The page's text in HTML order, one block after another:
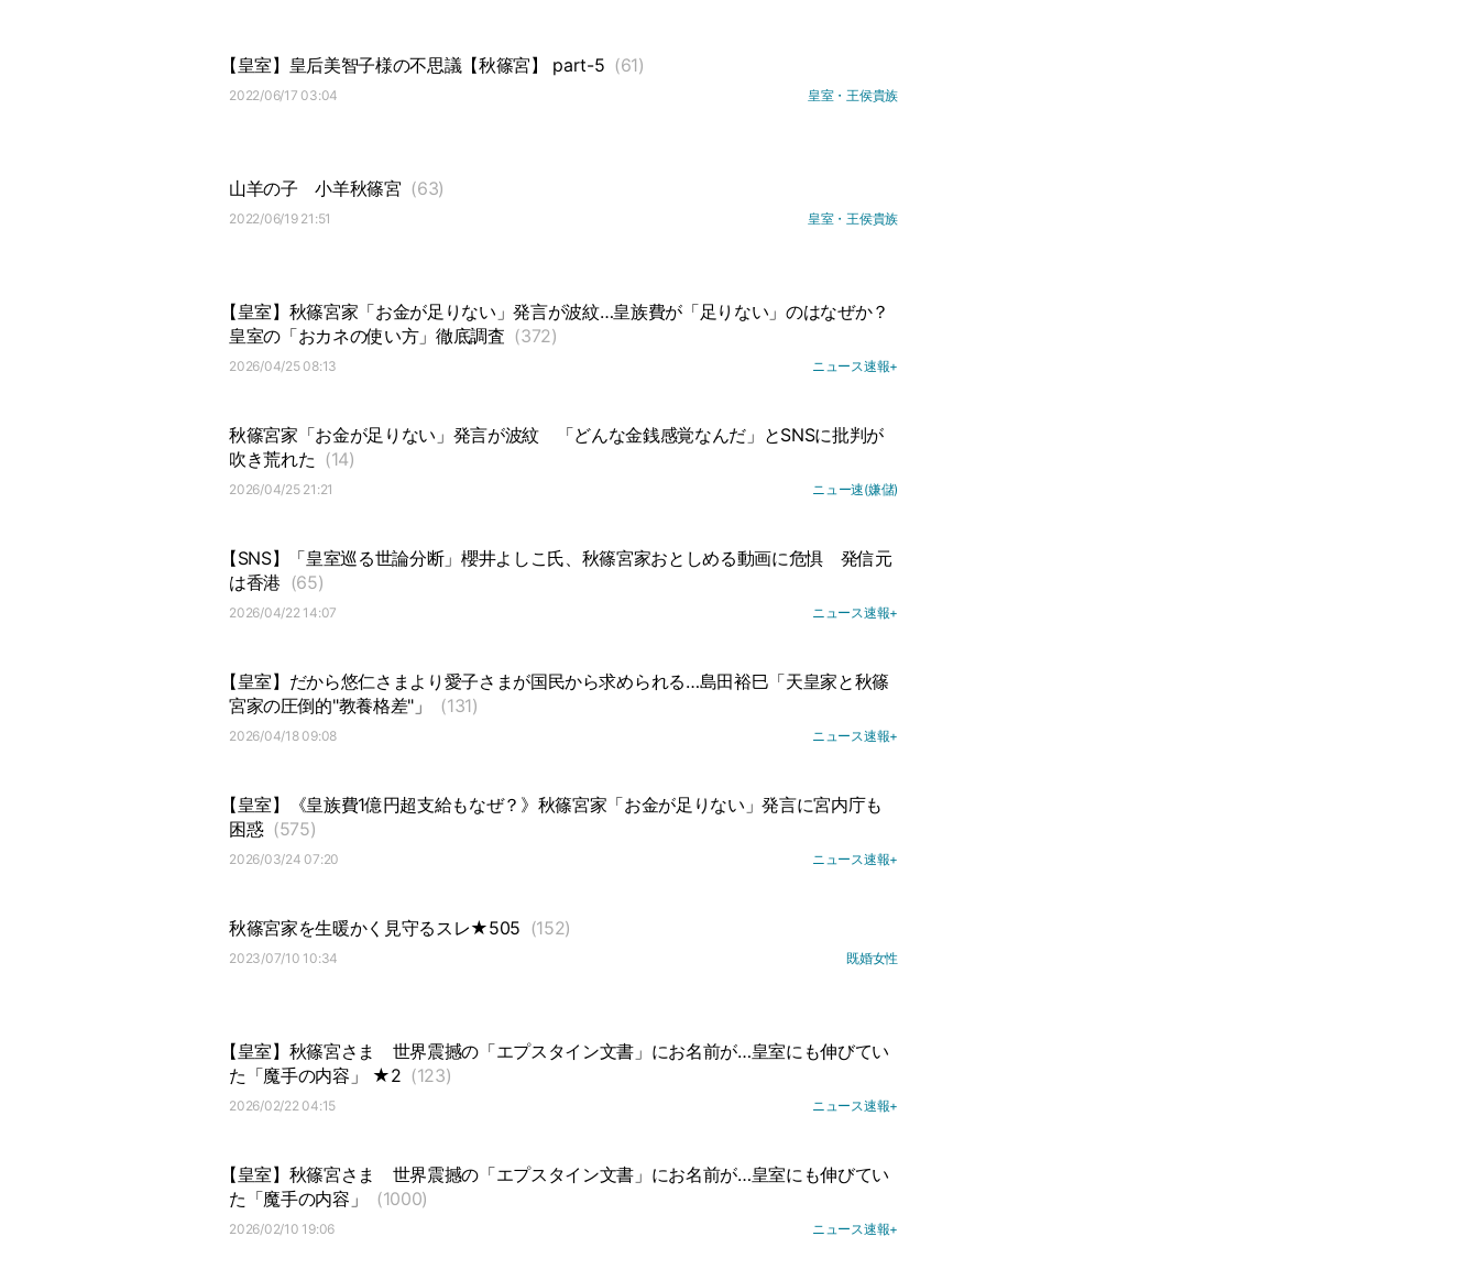
【皇室】皇后美智子様の不思議【秋篠宮】 part-5 (61)
2022/06/17 03:04 皇室・王侯貴族
山羊の子 小羊秋篠宮 (63)
2022/06/19 21:51 皇室・王侯貴族
【皇室】秋篠宮家「お金が足りない」発言が波紋…皇族費が「足りない」のはなぜか？
皇室の「おカネの使い方」徹底調査 (372)
2026/04/25 08:13 ニュース速報+
秋篠宮家「お金が足りない」発言が波紋
「どんな金銭感覚なんだ」とSNSに批判が
吹き荒れた (14)
2026/04/25 21:21 ニュー速(嫌儲)
【SNS】「皇室巡る世論分断」櫻井よしこ氏、秋篠宮家おとしめる動画に危惧
発信元
は香港 (65)
2026/04/22 14:07 ニュース速報+
【皇室】だから悠仁さまより愛子さまが国民から求められる…島田裕巳「天皇家と秋篠
宮家の圧倒的"教養格差"」
(131)
2026/04/18 09:08 ニュース速報+
【皇室】《皇族費1億円超支給もなぜ？》秋篠宮家「お金が足りない」発言に宮内庁も
困惑 (575)
2026/03/24 07:20 ニュース速報+
秋篠宮家を生暖かく見守るスレ★505 (152)
2023/07/10 10:34 既婚女性
【皇室】秋篠宮さま
世界震撼の「エプスタイン文書」にお名前が…皇室にも伸びてい
た「魔手の内容」 ★2 (123)
2026/02/22 04:15 ニュース速報+
【皇室】秋篠宮さま
世界震撼の「エプスタイン文書」にお名前が…皇室にも伸びてい
た「魔手の内容」
(1000)
2026/02/10 19:06 ニュース速報+